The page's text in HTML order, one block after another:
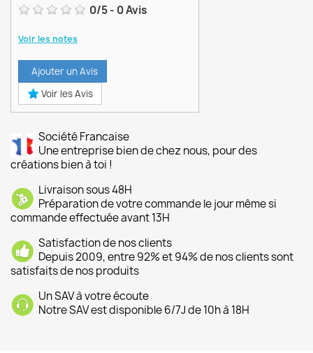
0/5- 0Avis
Voir les notes
Ajouter un Avis
Voir les Avis
Société Francaise
Une entreprise bien de chez nous, pour des
créations bien à toi !
Livraison sous 48H
Préparation de votre commande le jour même si
commande effectuée avant 13H
Satisfaction de nos clients
Depuis 2009, entre 92% et 94% de nos clients sont
satisfaits de nos produits
Un SAV à votre écoute
Notre SAV est disponible 6/7J de 10h à 18H